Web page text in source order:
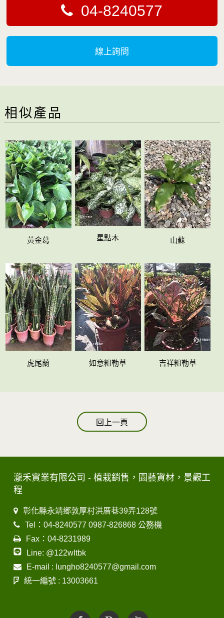
04-8240577
線上詢問
相似產品
黃金葛 星點木 山蘇
虎尾蘭 如意粗勒草 吉祥粗勒草
回上一頁
瀧禾實業有限公司 - 植栽銷售，園藝資材，景觀工
程
彰化縣永靖鄉敦厚村洪厝巷39弄128號
Tel：04-8240577 0987-826868 公務機
Fax：04-8231989
Line: @122wltbk
E-mail : lungho8240577@gmail.com
統一編號 : 13003661